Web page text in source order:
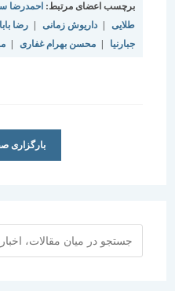
برچسب اعضای مرتبط: احمدرضا سرحدی |
| داریوش زمانی | رضا بابازاده |
| محسن بهرام غفاری | مهرداد
بارگزاری صفحات